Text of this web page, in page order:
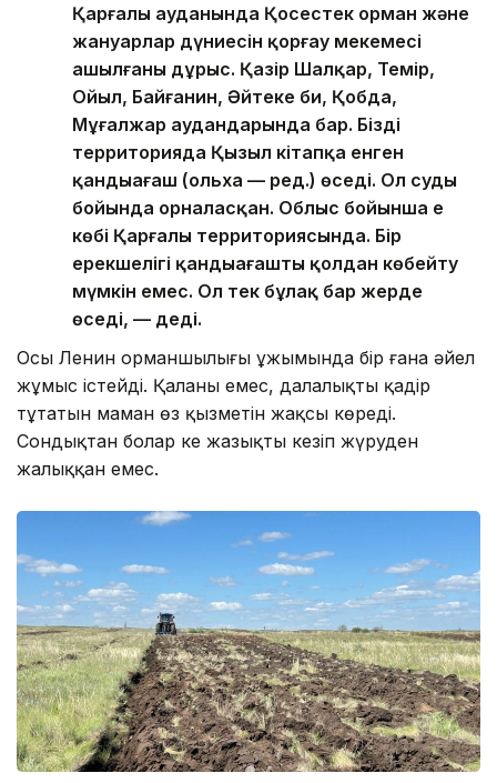
Қарғалы ауданында Қосестек орман және
жануарлар дүниесін қорғау мекемесі
ашылғаны дұрыс. Қазір Шалқар, Темір,
Ойыл, Байғанин, Әйтеке би, Қобда,
Мұғалжар аудандарында бар. Біздің
территорияда Қызыл кітапқа енген
қандыағаш (ольха — ред.) өседі. Ол судың
бойында орналасқан. Облыс бойынша ең
көбі Қарғалы территориясында. Бір
ерекшелігі қандыағашты қолдан көбейту
мүмкін емес. Ол тек бұлақ бар жерде
өседі, — деді.
Осы Ленин орманшылығы ұжымында бір ғана әйел
жұмыс істейді. Қаланы емес, далалықты қадір
тұтатын маман өз қызметін жақсы көреді.
Сондықтан болар кең жазықты кезіп жүруден
жалыққан емес.